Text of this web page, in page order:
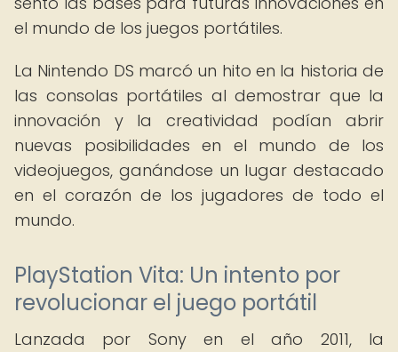
el mundo de los juegos portátiles.
La Nintendo DS marcó un hito en la historia de
las consolas portátiles al demostrar que la
innovación y la creatividad podían abrir
nuevas posibilidades en el mundo de los
videojuegos, ganándose un lugar destacado
en el corazón de los jugadores de todo el
mundo.
PlayStation Vita: Un intento por
revolucionar el juego portátil
Lanzada por Sony en el año 2011, la